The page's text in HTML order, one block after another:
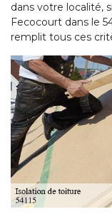
dans votre localité,
Fecocourt dans le
remplit tous ces